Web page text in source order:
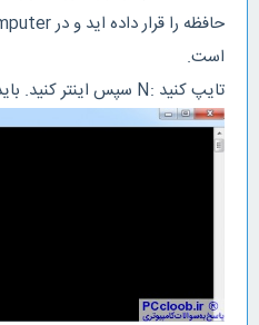
است.
تایپ کنید :N سپس اینتر کنید. باید مانند شکل زیر شود: